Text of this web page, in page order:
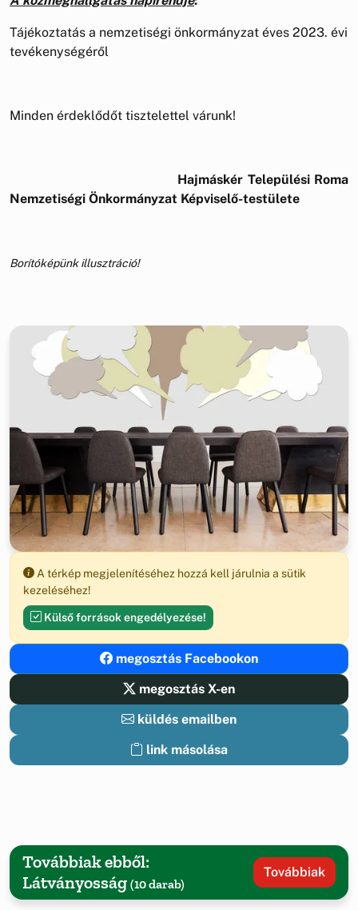
Tájékoztatás a nemzetiségi önkormányzat éves 2023. évi
tevékenységéről
Minden érdeklődőt tisztelettel várunk!
Hajmáskér Települési Roma
Nemzetiségi Önkormányzat Képviselő-testülete
Borítóképünk illusztráció!
A térkép megjelenítéséhez hozzá kell járulnia a sütik
kezeléséhez!
Külső források engedélyezése!
megosztás Facebookon
megosztás X-en
küldés emailben
link másolása
Továbbiak ebből:
Látványosság (10 darab)
Továbbiak